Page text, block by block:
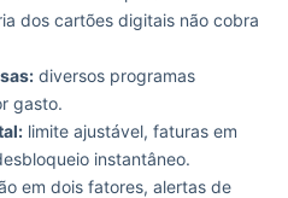
dos cartões digitais não cobra
diversos programas
gasto.
limite ajustável, faturas em
instantâneo.
em dois fatores, alertas de